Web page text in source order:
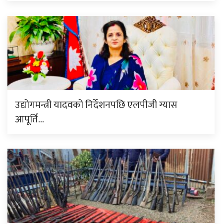
उद्योगमन्त्री यादवको निर्देशनपछि एलपीजी ग्यास
आपूर्ति…